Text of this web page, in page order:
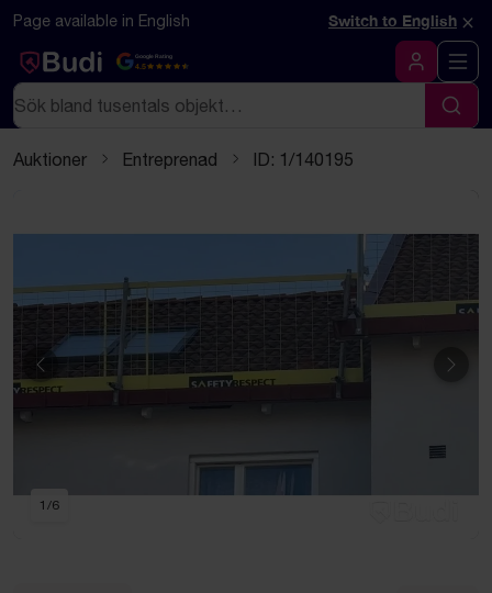
Hoppa till innehåll
Textbaserad (markdown) version av denna sida
Page available in English Switch to English ×
Google Rating
4.5
Logga in
Sök
Sök
Auktioner Entreprenad ID: 1/140195
Föregående
1 /6